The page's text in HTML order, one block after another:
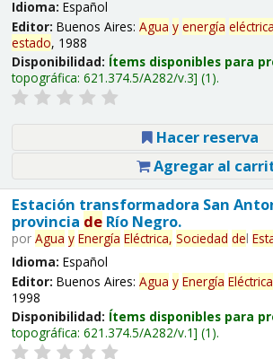
Idioma: Español
Editor: Buenos Aires: Agua y energía
estado, 1988
Disponibilidad: Ítems disponibles para
topográfica: 621.374.5/A282/v.3 (1).
Hacer reserva
Agregar al
Estación transformadora San
provincia deRío Negro.
por Agua y Energía Eléctrica, Sociedad del
Idioma: Español
Editor: Buenos Aires: Agua y Energía
1998
Disponibilidad: Ítems disponibles para
topográfica: 621.374.5/A282/v.1 (1).